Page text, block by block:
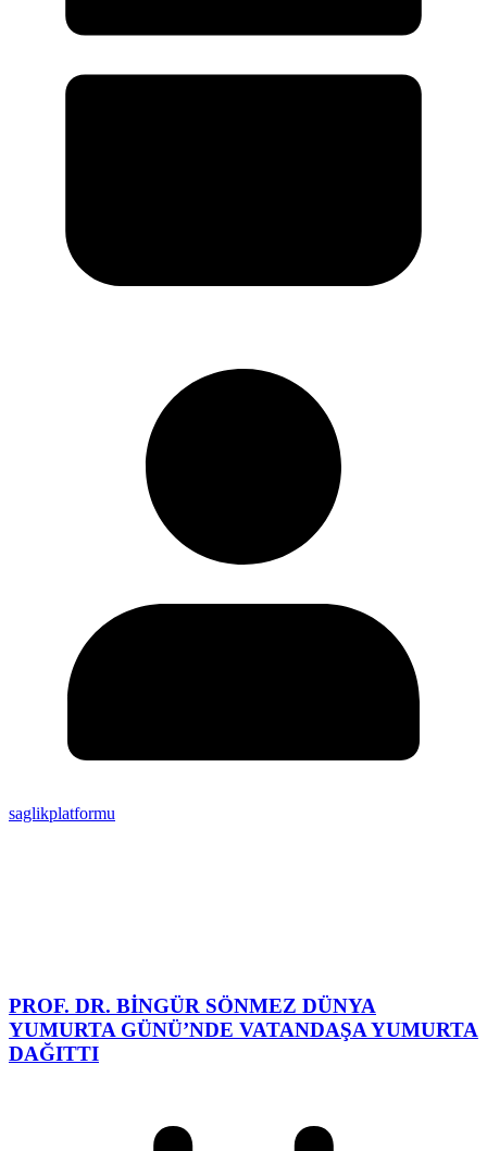
saglikplatformu
PROF. DR. BİNGÜR SÖNMEZ DÜNYA
YUMURTA GÜNÜ’NDE VATANDAŞA YUMURTA
DAĞITTI